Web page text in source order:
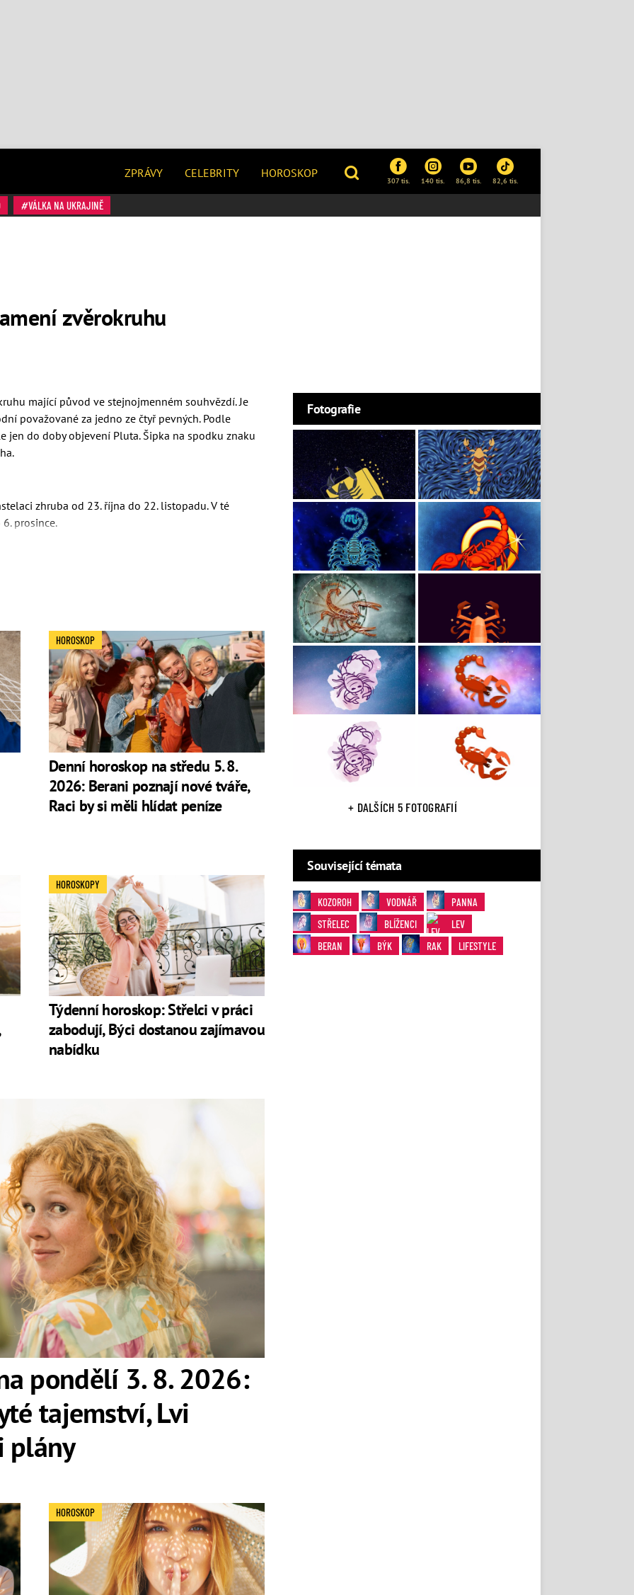
ZPRÁVY CELEBRITY HOROSKOP
307 tis. 140 tis. 86,8 tis. 82,6 tis.
VÁLKA NA UKRAJINĚ
zvěrokruhu
mající původ ve stejnojmenném souhvězdí. Je
považované za jedno ze čtyř pevných. Podle
do doby objevení Pluta. Šipka na spodku znaku
zhruba od 23. října do 22. listopadu. V té
prosince.
ale skrývají v sobě přemíru energie. Vždy rádi
nezapomínají a umí je oplatit. Mají silně vyvinutou
talent. Zlomyslnost a vysoký idealismus jdou u
s veškerým nasazením bránit. Jako nepřítel však
činorodí, houževnatí. Udržují si široké spektrum
Chtějí být vždy mezi nejlepšími a často se jim to
chtějí hodně dokázat, ale soukromí si pečlivě střeží.
i turmalín a korály, onyx, hematit.
těm se věnuje buď naplno, nebo vůbec, např. lední
magii a mystice, sex a pornografie, špionážní
, idealismus, platonismus, spiritualita,
Denní horoskop na středu 5. 8.
2026: Berani poznají nové tváře,
Raci by si měli hlídat peníze
HOROSKOP
Týdenní horoskop: Střelci v práci
zabodují, Býci dostanou zajímavou
nabídku
HOROSKOPY
pondělí 3. 8. 2026:
tajemství, Lvi
plány
HOROSKOP
Fotografie
+ DALŠÍCH 5 FOTOGRAFIÍ
Související témata
KOZOROH VODNÁŘ
PANNA
STŘELEC
BLÍŽENCI
LEV
BERAN
BÝK RAK LIFESTYLE